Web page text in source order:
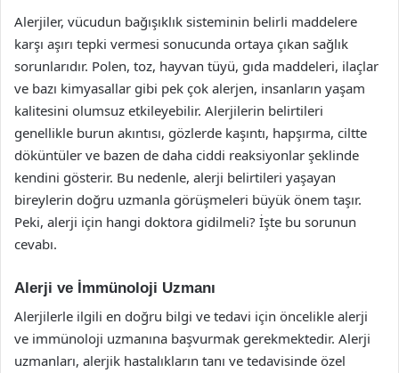
Alerjiler, vücudun bağışıklık sisteminin belirli maddelere
karşı aşırı tepki vermesi sonucunda ortaya çıkan sağlık
sorunlarıdır. Polen, toz, hayvan tüyü, gıda maddeleri, ilaçlar
ve bazı kimyasallar gibi pek çok alerjen, insanların yaşam
kalitesini olumsuz etkileyebilir. Alerjilerin belirtileri
genellikle burun akıntısı, gözlerde kaşıntı, hapşırma, ciltte
döküntüler ve bazen de daha ciddi reaksiyonlar şeklinde
kendini gösterir. Bu nedenle, alerji belirtileri yaşayan
bireylerin doğru uzmanla görüşmeleri büyük önem taşır.
Peki, alerji için hangi doktora gidilmeli? İşte bu sorunun
cevabı.
Alerji ve İmmünoloji Uzmanı
Alerjilerle ilgili en doğru bilgi ve tedavi için öncelikle alerji
ve immünoloji uzmanına başvurmak gerekmektedir. Alerji
uzmanları, alerjik hastalıkların tanı ve tedavisinde özel